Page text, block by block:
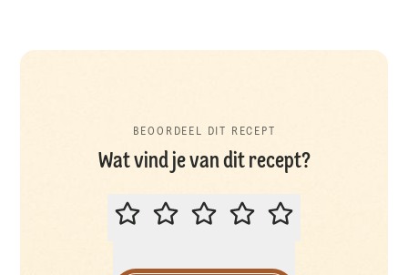
BEOORDEEL DIT RECEPT
Wat vind je van dit recept?
BEOORDEEL DIT RECEPT